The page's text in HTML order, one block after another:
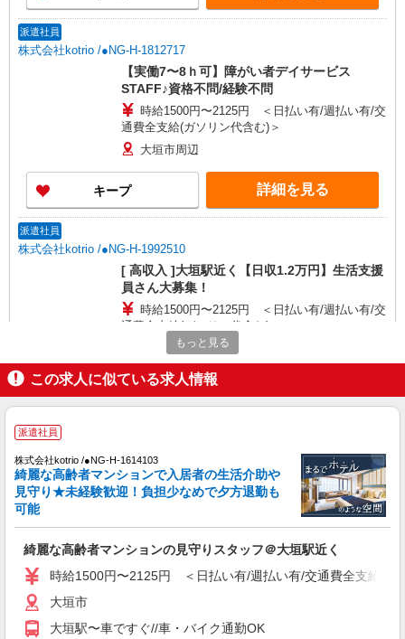
派遣社員
株式会社kotrio /●NG-H-1812717
【実働7〜8ｈ可】障がい者デイサービス
STAFF♪資格不問/経験不問
時給1500円〜2125円 ＜日払い有/週払い有/交
通費全支給(ガソリン代含む)＞
大垣市周辺
キープ 詳細を見る
派遣社員
株式会社kotrio /●NG-H-1992510
[ 高収入 ]大垣駅近く【日収1.2万円】生活支援
員さん大募集！
時給1500円〜2125円 ＜日払い有/週払い有/交
通費全支給(ガソリン代含む)＞
キープ
派遣社員
毎日通うのが楽しみになる＊ホテルのような美
しいサ高住のSTAFF
時給1500円〜2125円 ＜日払い有/週払い有/交
通費全支給(ガソリン代含む)＞
大垣市
詳細を見る
派遣社員
もっと見る
この求人に似ている求人情報
派遣社員
株式会社kotrio /●NG-H-1614103
綺麗な高齢者マンションで入居者の生活介助や
見守り★未経験歓迎！負担少なめで夕方退勤も
可能
綺麗な高齢者マンションの見守りスタッフ＠大垣駅近く
時給1500円〜2125円 ＜日払い有/週払い有/交通費全支給(ガ
大垣市
大垣駅〜車ですぐ//車・バイク通勤OK